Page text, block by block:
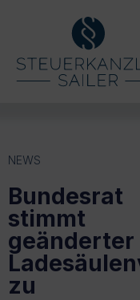
NEWS
Bundesrat
stimmt
geänderter
zu